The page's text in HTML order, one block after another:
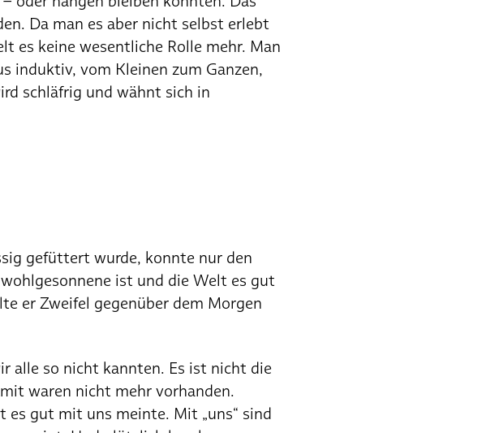
Da man es aber nicht selbst erlebt
es keine wesentliche Rolle mehr. Man
induktiv, vom Kleinen zum Ganzen,
schläfrig und wähnt sich in
gefüttert wurde, konnte nur den
ist und die Welt es gut
er Zweifel gegenüber dem Morgen
alle so nicht kannten. Es ist nicht die
waren nicht mehr vorhanden.
es gut mit uns meinte. Mit „uns“ sind